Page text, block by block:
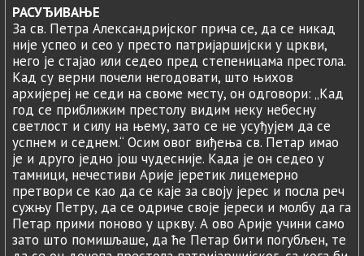
РАСУЂИВАЊЕ
За св. Петра Александријског прича се, да се никад
није успео и сео у престо патријаршијски у цркви,
него је стајао или седео пред степеницама престола.
Кад су верни почели негодовати, што њихов
архијереј не седи на своме месту, он одговори: „Кад
год се приближим престолу видим неку небесну
светлост и силу на њему, зато се не усуђујем да се
успнем и седнем.“ Осим овог виђења св. Петар имао
је и друго једно још чудесније. Када је он седео у
тамници, нечестиви Арије јеретик лицемерно
претвори се као да се каје за своју јерес и посла реч
сужњу Петру, да се одриче своје јереси и молбу да га
Петар прими поново у цркву. А ово Арије учини само
зато што помишљаше, да ће Петар бити погубљен, те